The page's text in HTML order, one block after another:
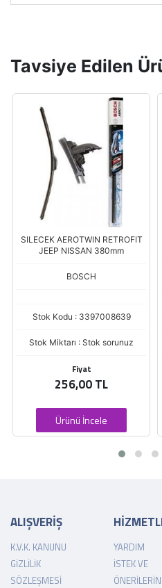
Tavsiye Edilen
SILECEK AEROTWIN RETROFIT
JEEP NISSAN 380mm
BOSCH
Stok Kodu : 3397008639
Stok Miktarı : Stok sorunuz
Fiyat
256,00 TL
Ürünü İncele
ALIŞVERİŞ
K.V.K. KANUNU
GIZLILIK
SÖZLEŞMESI
YARDIM
İSTEK VE